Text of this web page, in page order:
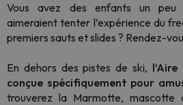
Vous avez des enfants un peu
aimeraient tenter l’expérience du
premiers sauts et slides ? Rendez-
En dehors des pistes de ski,
conçue spécifiquement pour
trouverez la Marmotte, mascotte